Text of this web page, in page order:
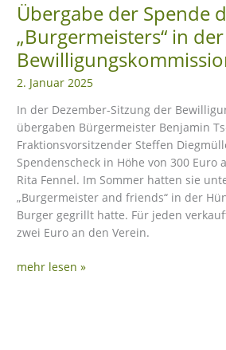
Übergabe der Spende
„Burgermeisters“ in der
2. Januar 2025
In der Dezember-Sitzung der
übergaben Bürgermeister Benjamin
Fraktionsvorsitzender Steffen
Spendenscheck in Höhe von 300 Euro
Rita Fennel. Im Sommer hatten sie
„Burgermeister and friends“ in der
Burger gegrillt hatte. Für jeden
zwei Euro an den Verein.
mehr lesen »